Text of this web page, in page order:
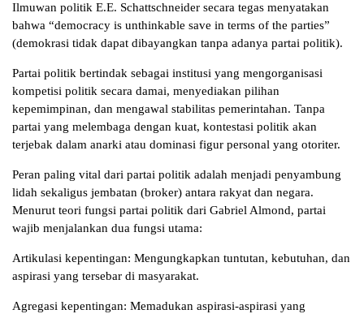
Ilmuwan politik E.E. Schattschneider secara tegas menyatakan
bahwa “democracy is unthinkable save in terms of the parties”
(demokrasi tidak dapat dibayangkan tanpa adanya partai politik).
Partai politik bertindak sebagai institusi yang mengorganisasi
kompetisi politik secara damai, menyediakan pilihan
kepemimpinan, dan mengawal stabilitas pemerintahan. Tanpa
partai yang melembaga dengan kuat, kontestasi politik akan
terjebak dalam anarki atau dominasi figur personal yang otoriter.
Peran paling vital dari partai politik adalah menjadi penyambung
lidah sekaligus jembatan (broker) antara rakyat dan negara.
Menurut teori fungsi partai politik dari Gabriel Almond, partai
wajib menjalankan dua fungsi utama:
Artikulasi kepentingan: Mengungkapkan tuntutan, kebutuhan, dan
aspirasi yang tersebar di masyarakat.
Agregasi kepentingan: Memadukan aspirasi-aspirasi yang